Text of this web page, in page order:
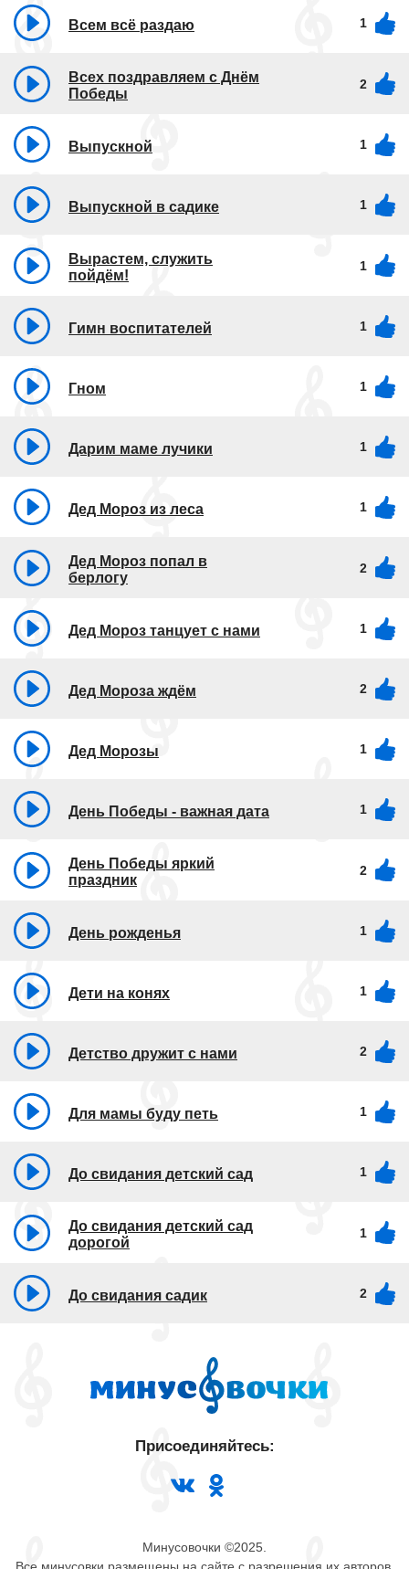
Всем всё раздаю 1
Всех поздравляем с Днём
Победы
2
Выпускной 1
Выпускной в садике 1
Вырастем, служить
пойдём!
1
Гимн воспитателей 1
Гном 1
Дарим маме лучики 1
Дед Мороз из леса 1
Дед Мороз попал в
берлогу
2
Дед Мороз танцует с нами 1
Дед Мороза ждём 2
Дед Морозы 1
День Победы - важная дата 1
День Победы яркий
праздник
2
День рожденья 1
Дети на конях 1
Детство дружит с нами 2
Для мамы буду петь 1
До свидания детский сад 1
До свидания детский сад
дорогой
1
До свидания садик 2
Минусовочки ©2025.
Присоединяйтесь: